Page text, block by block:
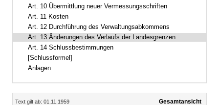
Art. 10 Übermittlung neuer Vermessungsschriften
Art. 11 Kosten
Art. 12 Durchführung des Verwaltungsabkommens
Art. 13 Änderungen des Verlaufs der Landesgrenzen
Art. 14 Schlussbestimmungen
[Schlussformel]
Anlagen
Inhalt
Text gilt ab: 01.11.1959
Gesamtansicht